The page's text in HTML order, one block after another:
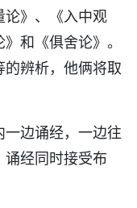
论》、《入中观
和《俱舍论》。
辨析，他俩将取
边诵经，一边往
经同时接受布